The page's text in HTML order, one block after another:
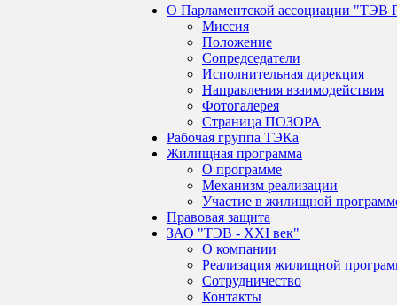
О Парламентской ассоциации "ТЭВ
Миссия
Положение
Сопредседатели
Исполнительная дирекция
Направления взаимодействия
Фотогалерея
Страница ПОЗОРА
Рабочая группа ТЭКа
Жилищная программа
О программе
Механизм реализации
Участие в жилищной
Правовая защита
ЗАО "ТЭВ - XXI век"
О компании
Реализация жилищной
Сотрудничество
Контакты